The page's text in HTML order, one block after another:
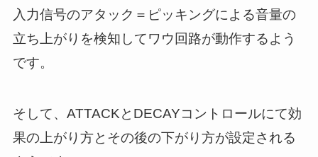
入力信号のアタック＝ピッキングによる音量の
立ち上がりを検知してワウ回路が動作するよう
です。
そして、ATTACKとDECAYコントロールにて効
果の上がり方とその後の下がり方が設定される